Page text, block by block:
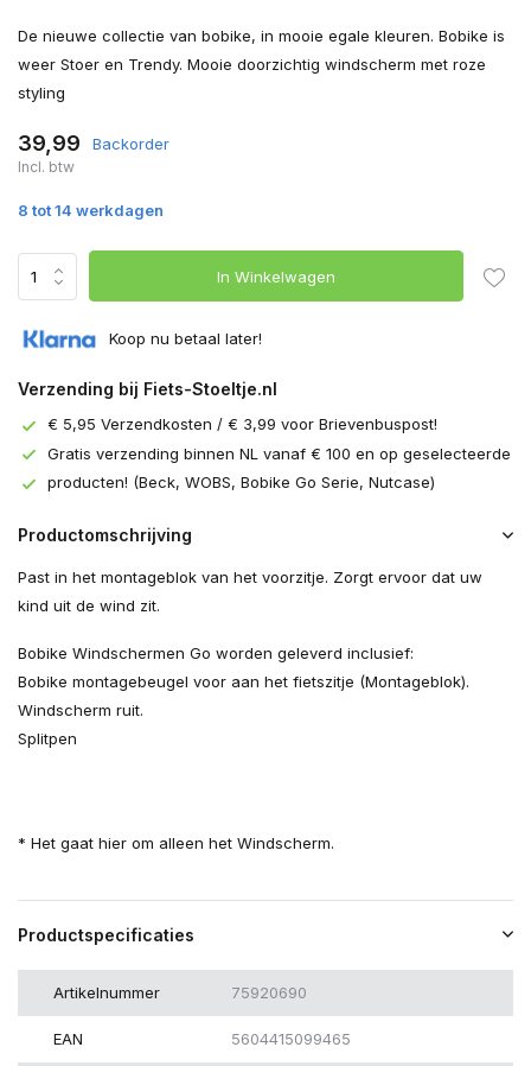
De nieuwe collectie van bobike, in mooie egale kleuren. Bobike is
weer Stoer en Trendy. Mooie doorzichtig windscherm met roze
styling
39,99 Backorder
Incl. btw
8 tot 14 werkdagen
In Winkelwagen
Koop nu betaal later!
Verzending bij Fiets-Stoeltje.nl
€ 5,95 Verzendkosten / € 3,99 voor Brievenbuspost!
Gratis verzending binnen NL vanaf € 100 en op geselecteerde
producten! (Beck, WOBS, Bobike Go Serie, Nutcase)
Productomschrijving
Past in het montageblok van het voorzitje. Zorgt ervoor dat uw
kind uit de wind zit.
Bobike Windschermen Go worden geleverd inclusief:
Bobike montagebeugel voor aan het fietszitje (Montageblok).
Windscherm ruit.
Splitpen
* Het gaat hier om alleen het Windscherm.
Productspecificaties
Artikelnummer 75920690
EAN 5604415099465